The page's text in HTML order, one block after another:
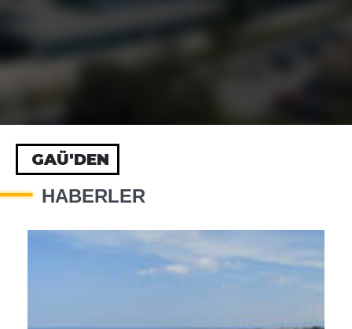
GAÜ'DEN
HABERLER